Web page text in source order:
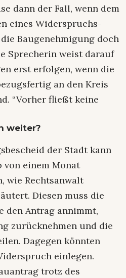
dann der Fall, wenn dem
eines Widerspruchs-
Baugenehmigung doch
Sprecherin weist darauf
erst erfolgen, wenn die
an den Kreis
“Vorher fließt keine
weiter?
der Stadt kann
von einem Monat
wie Rechtsanwalt
Diesen muss die
den Antrag annimmt,
zurücknehmen und die
Dagegen könnten
einlegen.
trotz des